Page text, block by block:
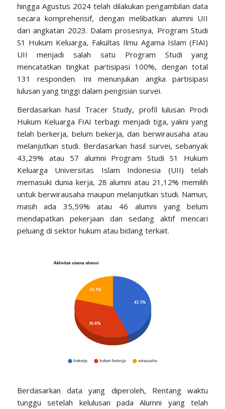
hingga Agustus 2024 telah dilakukan pengambilan data
secara komprehensif, dengan melibatkan alumni UII
dari angkatan 2023. Dalam prosesnya, Program Studi
S1 Hukum Keluarga, Fakultas Ilmu Agama Islam (FIAI)
UII menjadi salah satu Program Studi yang
mencatatkan tingkat partisipasi 100%, dengan total
131 responden. Ini menunjukan angka partisipasi
lulusan yang tinggi dalam pengisian survei.
Berdasarkan hasil Tracer Study, profil lulusan Prodi
Hukum Keluarga FIAI terbagi menjadi tiga, yakni yang
telah berkerja, belum bekerja, dan berwirausaha atau
melanjutkan studi. Berdasarkan hasil survei, sebanyak
43,29% atau 57 alumni Program Studi S1 Hukum
Keluarga Universitas Islam Indonesia (UII) telah
memasuki dunia kerja, 28 alumni atau 21,12% memilih
untuk berwirausaha maupun melanjutkan studi. Namun,
masih ada 35,59% atau 46 alumni yang belum
mendapatkan pekerjaan dan sedang aktif mencari
peluang di sektor hukum atau bidang terkait.
Berdasarkan data yang diperoleh, Rentang waktu
tunggu setelah kelulusan pada Alumni yang telah